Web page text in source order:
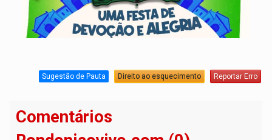
Sugestão de Pauta Direito ao esquecimento Reportar Erro
Comentários